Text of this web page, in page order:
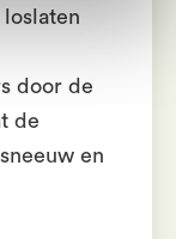
door de
de
en